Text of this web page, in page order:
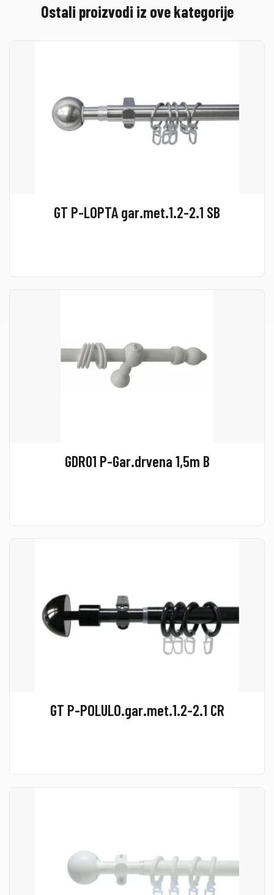
Ostali proizvodi iz ove kategorije
GT P-LOPTA gar.met.1.2-2.1 SB
GDR01 P-Gar.drvena 1,5m B
GT P-POLULO.gar.met.1.2-2.1 CR